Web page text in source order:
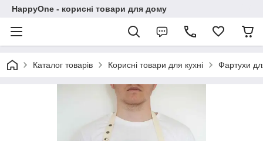
HappyOne - корисні товари для дому
Каталог товарів Корисні товари для кухні Фартухи